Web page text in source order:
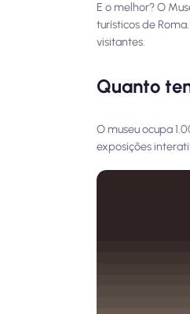
E o melhor? O
turísticos de
visitantes.
Quanto
O museu ocupa
exposições